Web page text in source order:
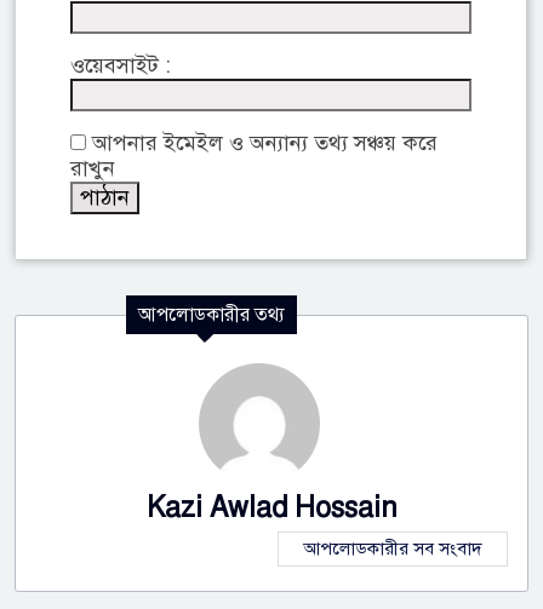
ওয়েবসাইট :
আপনার ইমেইল ও অন্যান্য তথ্য সঞ্চয় করে
রাখুন
আপলোডকারীর তথ্য
Kazi Awlad Hossain
আপলোডকারীর সব সংবাদ